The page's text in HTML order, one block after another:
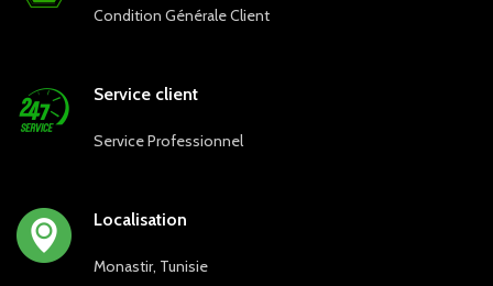
Condition Générale Client
Service client
Service Professionnel
Localisation
Monastir, Tunisie